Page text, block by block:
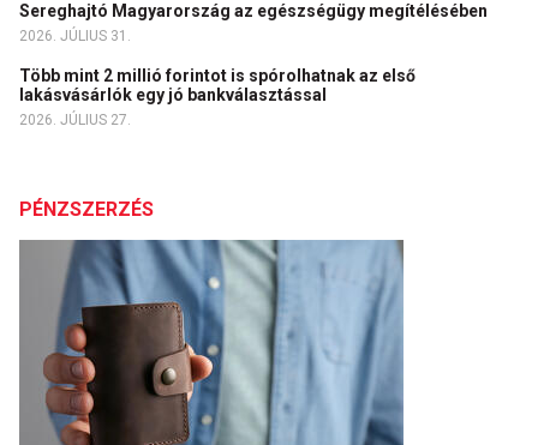
Sereghajtó Magyarország az egészségügy megítélésében
2026. JÚLIUS 31.
Több mint 2 millió forintot is spórolhatnak az első
lakásvásárlók egy jó bankválasztással
2026. JÚLIUS 27.
PÉNZSZERZÉS